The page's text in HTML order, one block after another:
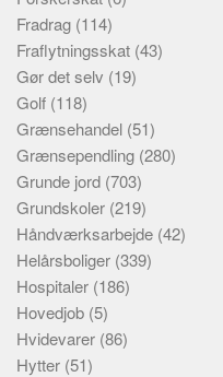
Fradrag (114)
Fraflytningsskat (43)
Gør det selv (19)
Golf (118)
Grænsehandel (51)
Grænsependling (280)
Grunde jord (703)
Grundskoler (219)
Håndværksarbejde (42)
Helårsboliger (339)
Hospitaler (186)
Hovedjob (5)
Hvidevarer (86)
Hytter (51)